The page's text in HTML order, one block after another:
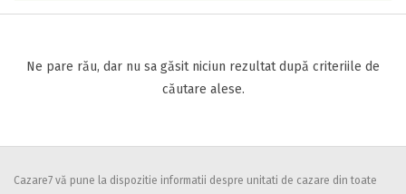
Ne pare rău, dar nu sa găsit niciun rezultat după criteriile de
căutare alese.
Cazare7 vă pune la dispozitie informatii despre unitati de cazare din toate